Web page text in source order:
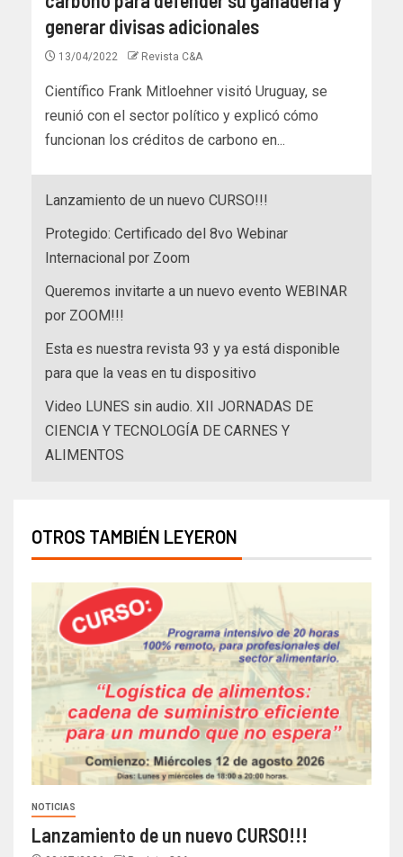
generar divisas adicionales
13/04/2022 Revista C&A
Científico Frank Mitloehner visitó Uruguay, se
reunió con el sector político y explicó cómo
funcionan los créditos de carbono en...
Lanzamiento de un nuevo CURSO!!!
Protegido: Certificado del 8vo Webinar
Internacional por Zoom
Queremos invitarte a un nuevo evento WEBINAR
por ZOOM!!!
Esta es nuestra revista 93 y ya está disponible
para que la veas en tu dispositivo
Video LUNES sin audio. XII JORNADAS DE
CIENCIA Y TECNOLOGÍA DE CARNES Y
ALIMENTOS
OTROS TAMBIÉN LEYERON
NOTICIAS
Lanzamiento de un nuevo CURSO!!!